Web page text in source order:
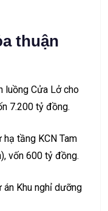
thuận
luồng Cửa Lở cho
7.200 tỷ đồng.
tầng KCN Tam
vốn 600 tỷ đồng.
án Khu nghỉ dưỡng